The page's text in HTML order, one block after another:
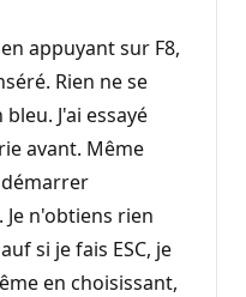
appuyant sur F8,
Rien ne se
J'ai essayé
avant. Même
n'obtiens rien
si je fais ESC, je
en choisissant,